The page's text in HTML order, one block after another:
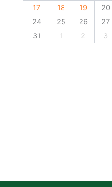
17
18 19 20
24
25 26 27
31
1 2 3